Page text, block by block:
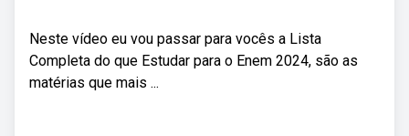
Neste vídeo eu vou passar para vocês a Lista
Completa do que Estudar para o Enem 2024, são as
matérias que mais ...